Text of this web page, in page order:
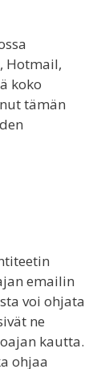
Hotmail,
koko
tämän
emailin
voi ohjata
ne
kautta.
ohjaa